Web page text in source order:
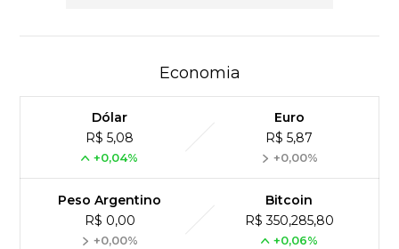
Economia
Dólar
R$ 5,08
+0,04%
Euro
R$ 5,87
+0,00%
Peso Argentino
R$ 0,00
+0,00%
Bitcoin
R$ 350,285,80
+0,06%